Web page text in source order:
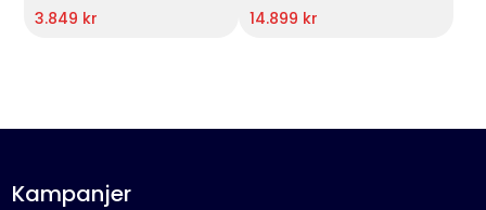
3.849 kr 14.899 kr
Kampanjer